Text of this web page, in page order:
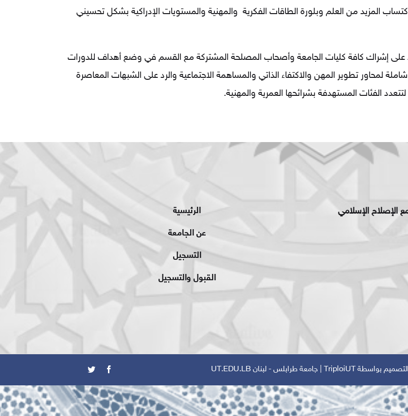
المزيد من العلم وبلورة الطاقات الفكرية والمهنية والمستويات الإدراكية بشكل تحسيني
على إشراك كافة كليات الجامعة وأصحاب المصلحة المشتركة مع القسم في وضع أهداف للدورات
لمحاور تطوير المهن والاكتفاء الذاتي والمساهمة الاجتماعية والرد على الشبهات المعاصرة
الفئات المستهدفة بشرائحها العمرية والمهنية.
الإصلاح الإسلامي
الرئيسية
عن الجامعة
التسجيل
القبول والتسجيل
TriploiUT | جامعة طرابلس - لبنانUT.EDU.LB